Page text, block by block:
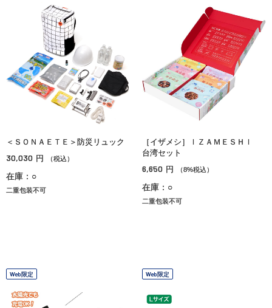
＜ＳＯＮＡＥＴＥ＞防災リュック
30,030 円 （税込）
在庫：○
二重包装不可
［イザメシ］ＩＺＡＭＥＳＨＩ
台湾セット
6,650 円 （8%税込）
在庫：○
二重包装不可
Web限定 Web限定